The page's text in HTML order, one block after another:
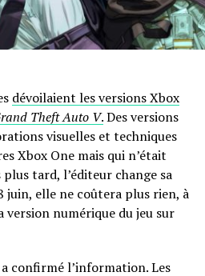
dévoilaient les versions Xbox
Theft Auto V.Des versions
visuelles et techniques
Xbox One mais qui n’était
tard, l’éditeur change sa
elle ne coûtera plus rien, à
version numérique du jeu sur
confirmé l’information. Les